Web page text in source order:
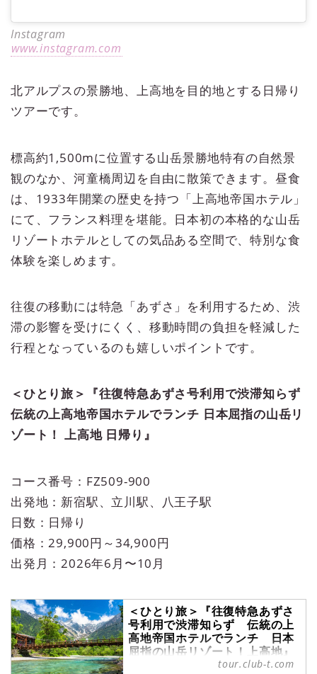
Instagram
www.instagram.com
北アルプスの景勝地、上高地を目的地とする日帰り
ツアーです。
標高約1,500mに位置する山岳景勝地特有の自然景
観のなか、河童橋周辺を自由に散策できます。昼食
は、1933年開業の歴史を持つ「上高地帝国ホテル」
にて、フランス料理を堪能。日本初の本格的な山岳
リゾートホテルとしての気品ある空間で、特別な食
体験を楽しめます。
往復の移動には特急「あずさ」を利用するため、渋
滞の影響を受けにくく、移動時間の負担を軽減した
行程となっているのも嬉しいポイントです。
＜ひとり旅＞『往復特急あずさ号利用で渋滞知らず
伝統の上高地帝国ホテルでランチ 日本屈指の山岳リ
ゾート！ 上高地 日帰り』
コース番号：FZ509-900
出発地：新宿駅、立川駅、八王子駅
日数：日帰り
価格：29,900円～34,900円
出発月：2026年6月〜10月
＜ひとり旅＞『往復特急あずさ
号利用で渋滞知らず 伝統の上
高地帝国ホテルでランチ 日本
屈指の山岳リゾート！上高地』
｜クラブツーリズムtour.club-t.com